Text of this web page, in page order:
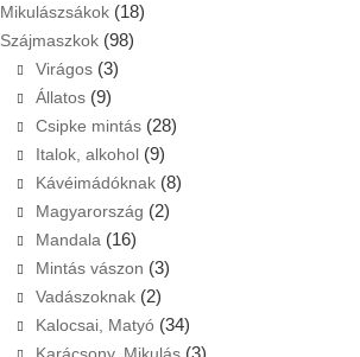
Mikulászsákok (18)
Szájmaszkok (98)
Virágos (3)
Állatos (9)
Csipke mintás (28)
Italok, alkohol (9)
Kávéimádóknak (8)
Magyarország (2)
Mandala (16)
Mintás vászon (3)
Vadászoknak (2)
Kalocsai, Matyó (34)
(3)